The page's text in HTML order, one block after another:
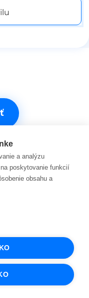
a analýzu
poskytovanie funkcií
obsahu a